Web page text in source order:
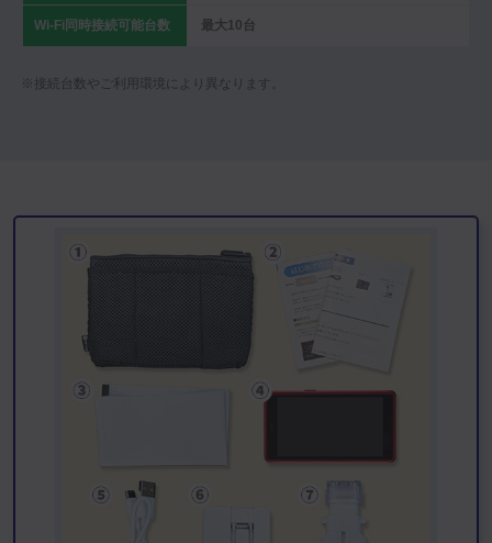
Wi-Fi同時接続可能台数 最大10台
※接続台数やご利用環境により異なります。